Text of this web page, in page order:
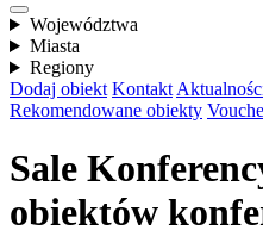
Województwa
Miasta
Regiony
Dodaj obiekt Kontakt
Rekomendowane obiekty
Sale
obiektów